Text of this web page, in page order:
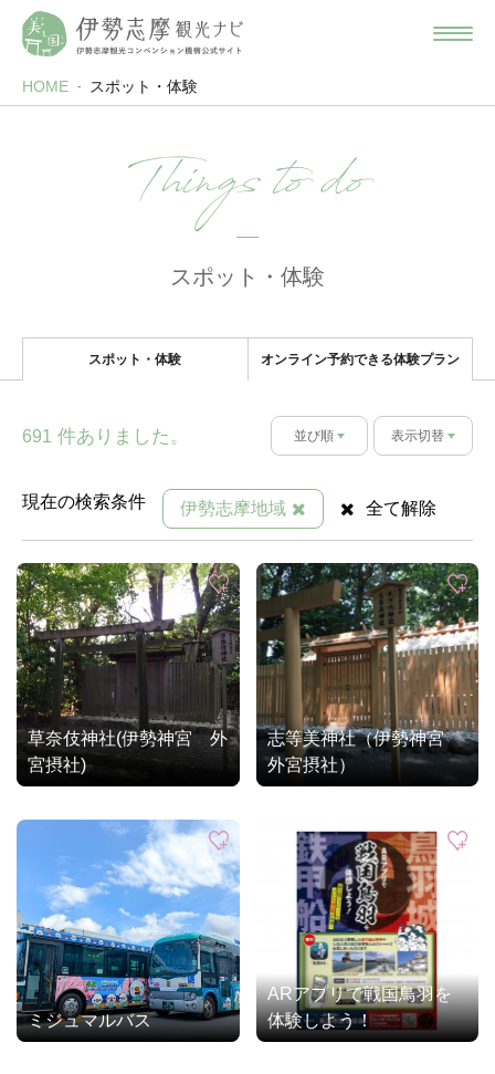
HOME スポット・体験
Things to do
スポット・体験
スポット・体験 オンライン予約できる体験プラン
691 件ありました。 並び順 表示切替
現在の検索条件 伊勢志摩地域 全て解除
草奈伎神社(伊勢神宮 外
宮摂社)
志等美神社（伊勢神宮
外宮摂社）
ミジュマルバス
ARアプリで戦国鳥羽を
体験しよう！